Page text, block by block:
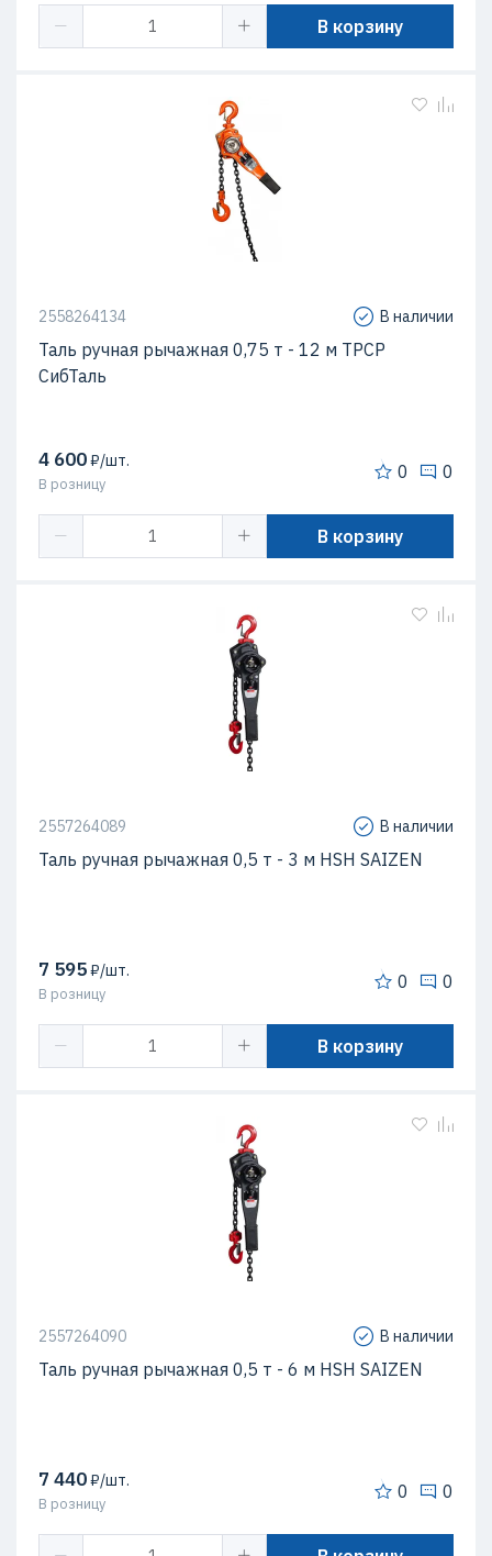
В корзину
2558264134 В наличии
Таль ручная рычажная 0,75 т - 12 м ТРСР
СибТаль
4 600₽/шт.
В розницу
0 0
В корзину
2557264089 В наличии
Таль ручная рычажная 0,5 т - 3 м HSH SAIZEN
7 595₽/шт.
В розницу
0 0
В корзину
2557264090 В наличии
Таль ручная рычажная 0,5 т - 6 м HSH SAIZEN
7 440₽/шт.
В розницу
0 0